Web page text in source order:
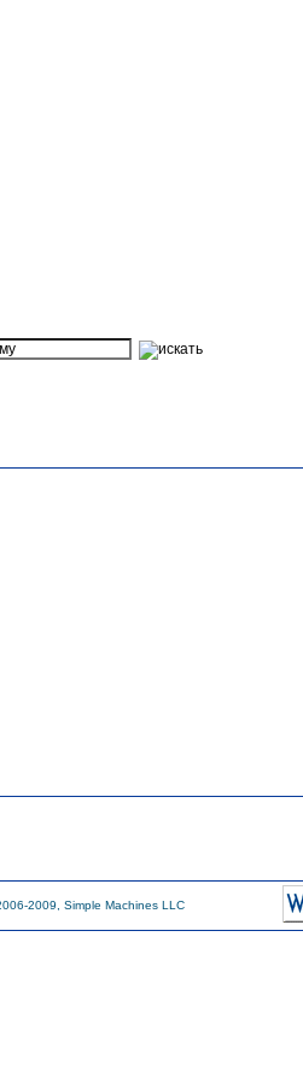
2009, Simple Machines LLC